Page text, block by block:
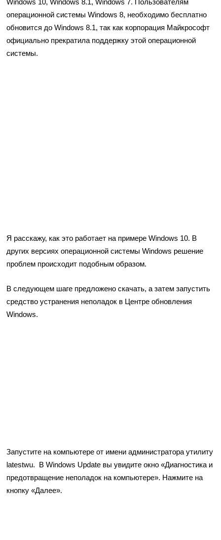
Windows 10, Windows 8.1, Windows 7. Пользователям
операционной системы Windows 8, необходимо бесплатно
обновится до Windows 8.1, так как корпорация Майкрософт
официально прекратила поддержку этой операционной
системы.
Я расскажу, как это работает на примере Windows 10. В
других версиях операционной системы Windows решение
проблем происходит подобным образом.
В следующем шаге предложено скачать, а затем запустить
средство устранения неполадок в Центре обновления
Windows.
Запустите на компьютере от имени администратора утилиту
latestwu. В Windows Update вы увидите окно «Диагностика и
предотвращение неполадок на компьютере». Нажмите на
кнопку «Далее».